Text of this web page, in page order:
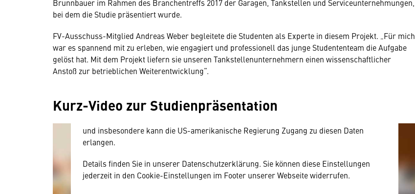
Brunnbauer im Rahmen des Branchentreffs 2017 der Garagen, Tankstellen und Serviceunternehmungen,
bei dem die Studie präsentiert wurde.
FV-Ausschuss-Mitglied Andreas Weber begleitete die Studenten als Experte in diesem Projekt. „Für mich
war es spannend mit zu erleben, wie engagiert und professionell das junge Studententeam die Aufgabe
gelöst hat. Mit dem Projekt liefern sie unseren Tankstellenunternehmern einen wissenschaftlicher
Anstoß zur betrieblichen Weiterentwicklung“.
Kurz-Video zur Studienpräsentation
Wir benötigen Ihre Zustimmung
Geräten und Nutzerverhalten mitunter mit US-amerikanischen Anbietern austauscht.
und insbesondere kann die US-amerikanische Regierung Zugang zu diesen Daten
erlangen.
Details finden Sie in unserer Datenschutzerklärung. Sie können diese Einstellungen
jederzeit in den Cookie-Einstellungen im Footer unserer Webseite widerrufen.